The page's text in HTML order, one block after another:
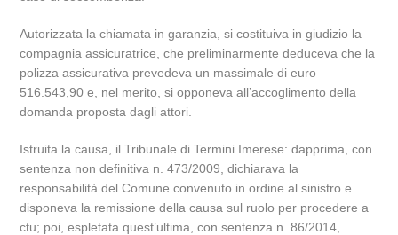
Autorizzata la chiamata in garanzia, si costituiva in giudizio la
compagnia assicuratrice, che preliminarmente deduceva che la
polizza assicurativa prevedeva un massimale di euro
516.543,90 e, nel merito, si opponeva all’accoglimento della
domanda proposta dagli attori.
Istruita la causa, il Tribunale di Termini Imerese: dapprima, con
sentenza non definitiva n. 473/2009, dichiarava la
responsabilità del Comune convenuto in ordine al sinistro e
disponeva la remissione della causa sul ruolo per procedere a
ctu; poi, espletata quest’ultima, con sentenza n. 86/2014,